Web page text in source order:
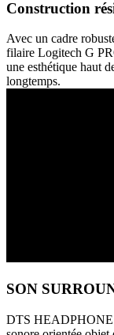
Construction
Avec un cadre
filaire Logitech G
une esthétique haut
longtemps.
SON
DTS